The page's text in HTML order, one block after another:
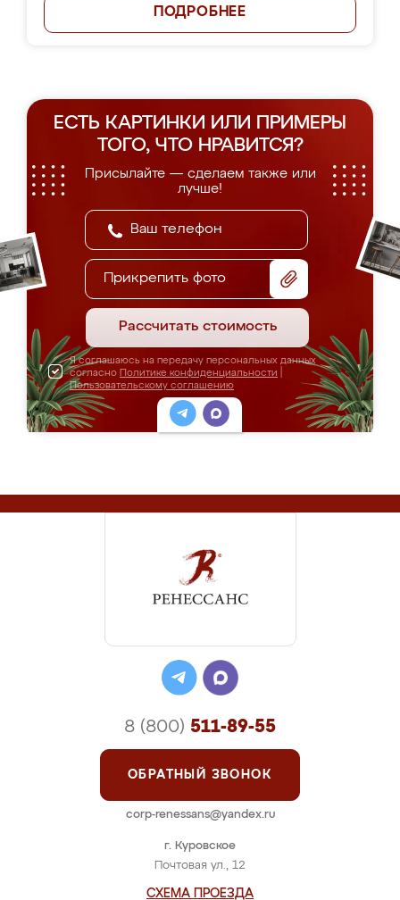
ПОДРОБНЕЕ
ЕСТЬ КАРТИНКИ ИЛИ ПРИМЕРЫ
ТОГО, ЧТО НРАВИТСЯ?
Присылайте — сделаем также или
лучше!
Прикрепить фото
Рассчитать стоимость
Я соглашаюсь на передачу персональных данных
согласно Политике конфиденциальности
Пользовательскому соглашению
г. Куровское
Почтовая ул., 12
СХЕМА ПРОЕЗДА
8 (800) 511-89-55
ОБРАТНЫЙ ЗВОНОК
corp-renessans@yandex.ru